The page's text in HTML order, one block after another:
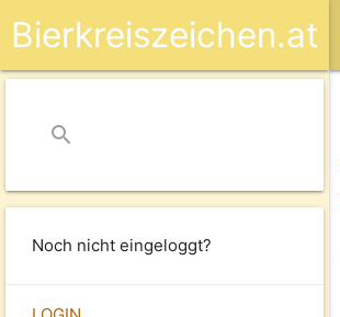
Bierkreiszeichen.at
search
Noch nicht eingeloggt?